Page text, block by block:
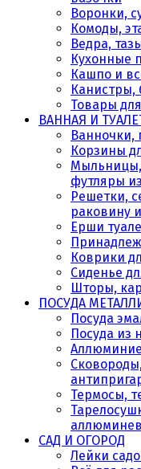
Воронки,
Комоды,
Ведра,
Кухонные
Кашпо и
Канистры,
Товары
ВАННАЯ И
Ванночки,
Корзины
Мыльницы,
футляры
Решетки,
раковину
Ерши
Коврики
Сиденье
Шторы,
ПОСУДА
Посуда
Посуда из
Термосы,
САД И ОГОРОД
Лейки